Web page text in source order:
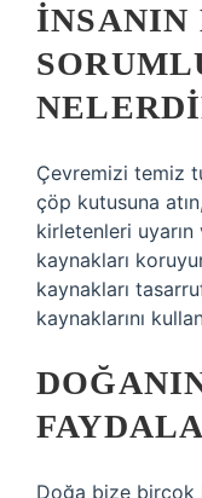
İNSANIN
Çevremizi temiz
çöp kutusuna
kirletenleri
kaynakları
kaynakları
kaynaklarını
Doğa bize birçok